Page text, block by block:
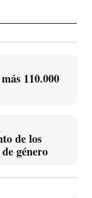
110.000
de los
género